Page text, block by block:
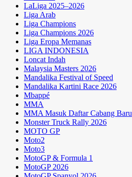
LaLiga 2025–2026
Liga Arab
Liga Champions
Liga Champions 2026
Liga Eropa Memanas
LIGA INDONESIA
Loncat Indah
Malaysia Masters 2026
Mandalika Festival of Speed
Mandalika Kartini Race 2026
Mbappé
MMA
MMA Masuk Daftar Cabang Baru
Monster Truck Rally 2026
MOTO GP
Moto2
Moto3
MotoGP & Formula 1
MotoGP 2026